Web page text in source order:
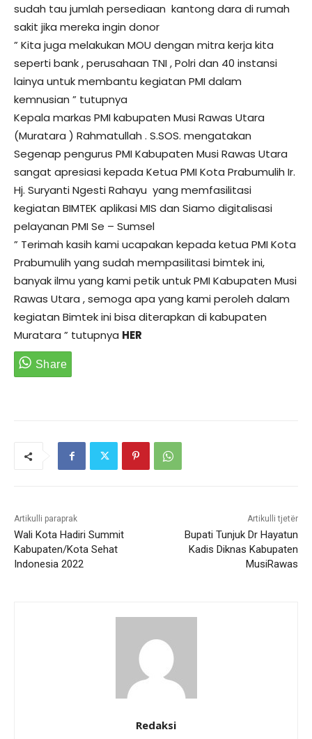
sudah tau jumlah persediaan kantong dara di rumah
sakit jika mereka ingin donor
” Kita juga melakukan MOU dengan mitra kerja kita
seperti bank , perusahaan TNI , Polri dan 40 instansi
lainya untuk membantu kegiatan PMI dalam
kemnusian ” tutupnya
Kepala markas PMI kabupaten Musi Rawas Utara
(Muratara ) Rahmatullah . S.SOS. mengatakan
Segenap pengurus PMI Kabupaten Musi Rawas Utara
sangat apresiasi kepada Ketua PMI Kota Prabumulih Ir.
Hj. Suryanti Ngesti Rahayu yang memfasilitasi
kegiatan BIMTEK aplikasi MIS dan Siamo digitalisasi
pelayanan PMI Se – Sumsel
” Terimah kasih kami ucapakan kepada ketua PMI Kota
Prabumulih yang sudah mempasilitasi bimtek ini,
banyak ilmu yang kami petik untuk PMI Kabupaten Musi
Rawas Utara , semoga apa yang kami peroleh dalam
kegiatan Bimtek ini bisa diterapkan di kabupaten
Muratara ” tutupnya HER
Artikulli paraprak
Wali Kota Hadiri Summit
Kabupaten/Kota Sehat
Indonesia 2022
Artikulli tjetër
Bupati Tunjuk Dr Hayatun
Kadis Diknas Kabupaten
MusiRawas
Redaksi